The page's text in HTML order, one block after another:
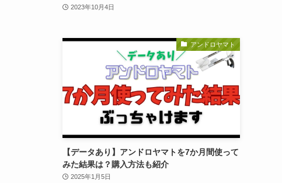
2023年10月4日
アンドロヤマト
【データあり】アンドロヤマトを7か月間使って
みた結果は？購入方法も紹介
2025年1月5日